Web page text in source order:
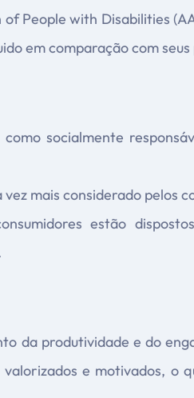
People with Disabilities
em comparação com seus
socialmente
mais considerado pelos
estão
da produtividade e do
e motivados, o